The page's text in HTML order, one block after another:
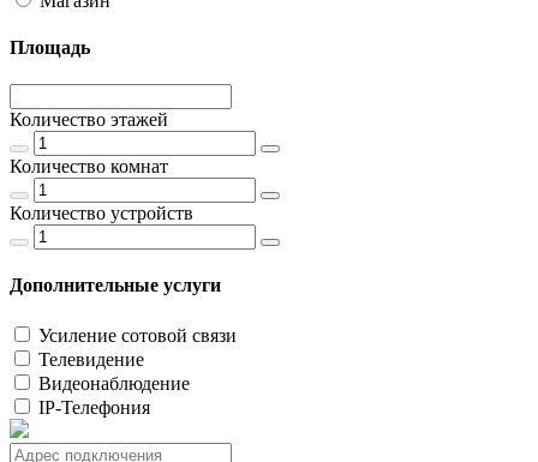
Площадь
Количество этажей
Количество комнат
Количество устройств
Дополнительные услуги
Усиление сотовой связи
Телевидение
Видеонаблюдение
IP-Телефония